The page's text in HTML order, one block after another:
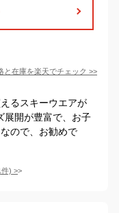
と在庫を楽天でチェック >>
るスキーウエアが
展開が豊富で、お子
ので、お勧めで
件) >